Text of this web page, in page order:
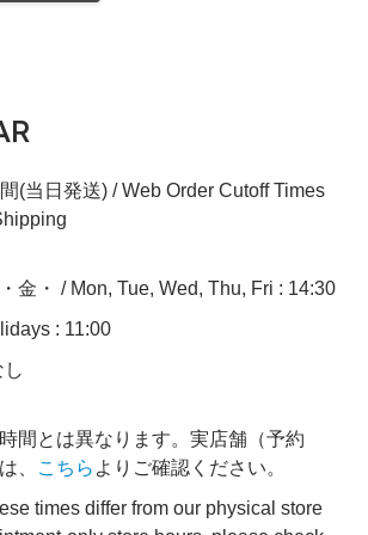
(当日発送) / Web Order Cutoff Times
金・ / Mon, Tue, Wed, Thu, Fri : 14:30
: 11:00
し
間とは異なります。実店舗（予約
、
こちら よりご確認ください。
times differ from our physical store